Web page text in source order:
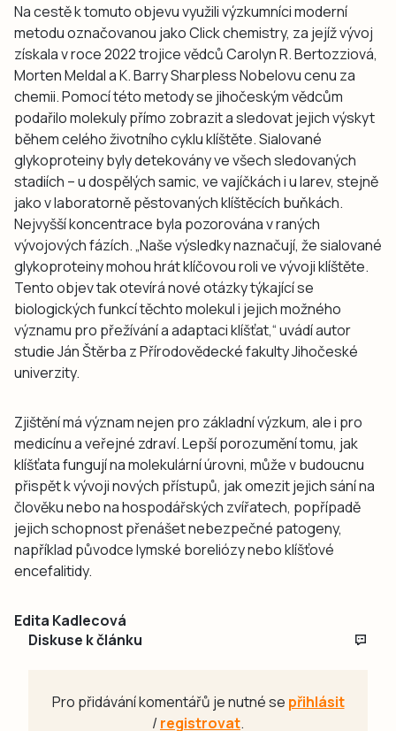
Na cestě k tomuto objevu využili výzkumníci moderní
metodu označovanou jako Click chemistry, za jejíž vývoj
získala v roce 2022 trojice vědců Carolyn R. Bertozziová,
Morten Meldal a K. Barry Sharpless Nobelovu cenu za
chemii. Pomocí této metody se jihočeským vědcům
podařilo molekuly přímo zobrazit a sledovat jejich výskyt
během celého životního cyklu klíštěte. Sialované
glykoproteiny byly detekovány ve všech sledovaných
stadiích – u dospělých samic, ve vajíčkách i u larev, stejně
jako v laboratorně pěstovaných klíštěcích buňkách.
Nejvyšší koncentrace byla pozorována v raných
vývojových fázích. „Naše výsledky naznačují, že sialované
glykoproteiny mohou hrát klíčovou roli ve vývoji klíštěte.
Tento objev tak otevírá nové otázky týkající se
biologických funkcí těchto molekul i jejich možného
významu pro přežívání a adaptaci klíšťat,“ uvádí autor
studie Ján Štěrba z Přírodovědecké fakulty Jihočeské
univerzity.
Zjištění má význam nejen pro základní výzkum, ale i pro
medicínu a veřejné zdraví. Lepší porozumění tomu, jak
klíšťata fungují na molekulární úrovni, může v budoucnu
přispět k vývoji nových přístupů, jak omezit jejich sání na
člověku nebo na hospodářských zvířatech, popřípadě
jejich schopnost přenášet nebezpečné patogeny,
například původce lymské boreliózy nebo klíšťové
encefalitidy.
Edita Kadlecová
Diskuse k článku
Pro přidávání komentářů je nutné se přihlásit
/registrovat.